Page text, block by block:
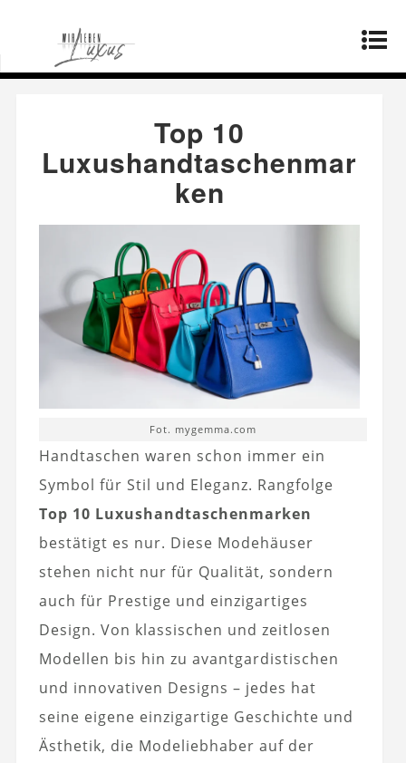
Startseite»
Luxushandtaschenmarken
Top 10
Luxushandtaschenmar
ken
Fot. mygemma.com
Handtaschen waren schon immer ein
Symbol für Stil und Eleganz. Rangfolge
Top 10 Luxushandtaschenmarken
bestätigt es nur. Diese Modehäuser
stehen nicht nur für Qualität, sondern
auch für Prestige und einzigartiges
Design. Von klassischen und zeitlosen
Modellen bis hin zu avantgardistischen
und innovativen Designs – jedes hat
seine eigene einzigartige Geschichte und
Ästhetik, die Modeliebhaber auf der